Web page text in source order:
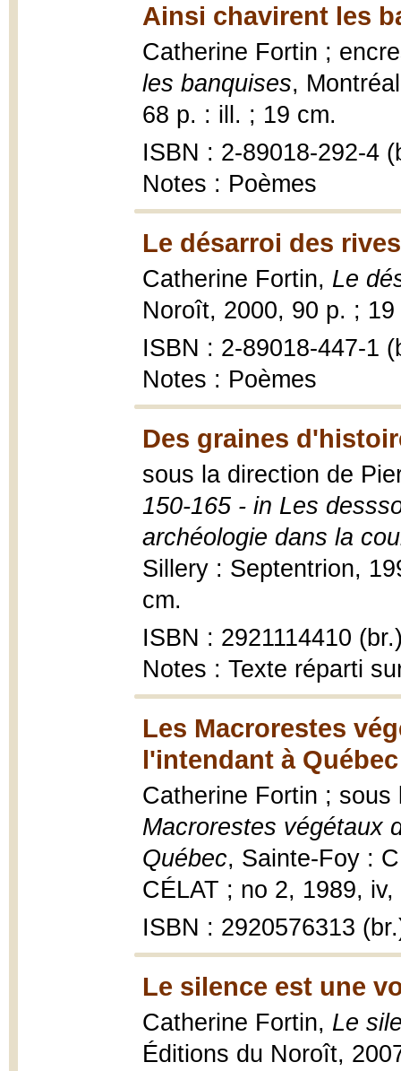
Ainsi chavirent les
Catherine Fortin ;
les banquises,
68 p. : ill. ; 19 cm.
ISBN : 2-89018-292-4
Notes : Poèmes
Le désarroi des
Catherine Fortin, Le
Noroît, 2000, 90 p. ; 19
ISBN : 2-89018-447-1
Notes : Poèmes
Des graines
sous la direction de
150-165 - in Les
archéologie dans la
Sillery : Septentrion,
cm.
ISBN : 2921114410
Notes : Texte réparti
Les Macrorestes
l'intendant à
Catherine Fortin ;
Macrorestes végétaux
Québec, Sainte-Foy :
CÉLAT ; no 2, 1989,
ISBN : 2920576313
Le silence est une
Catherine Fortin, Le
Éditions du Noroît,